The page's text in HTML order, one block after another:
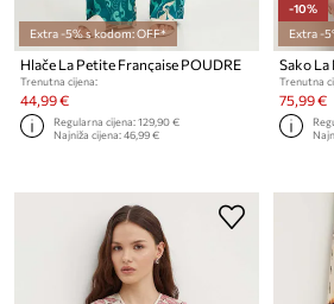
Extra -5% s kodom: OFF*
Hlače La Petite Française POUDRE
Trenutna cijena:
44,99 €
Regularna cijena:129,90 €
Najniža cijena:46,99 €
-10%
Extra -
Sako La
Trenutna
75,99 €